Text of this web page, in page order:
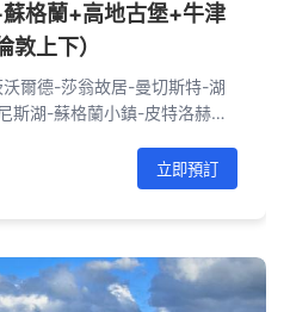
格蘭+高地古堡+牛津
上下）
爾德-莎翁故居-曼切斯特-湖
斯湖-蘇格蘭小鎮-皮特洛赫里-
立即預訂